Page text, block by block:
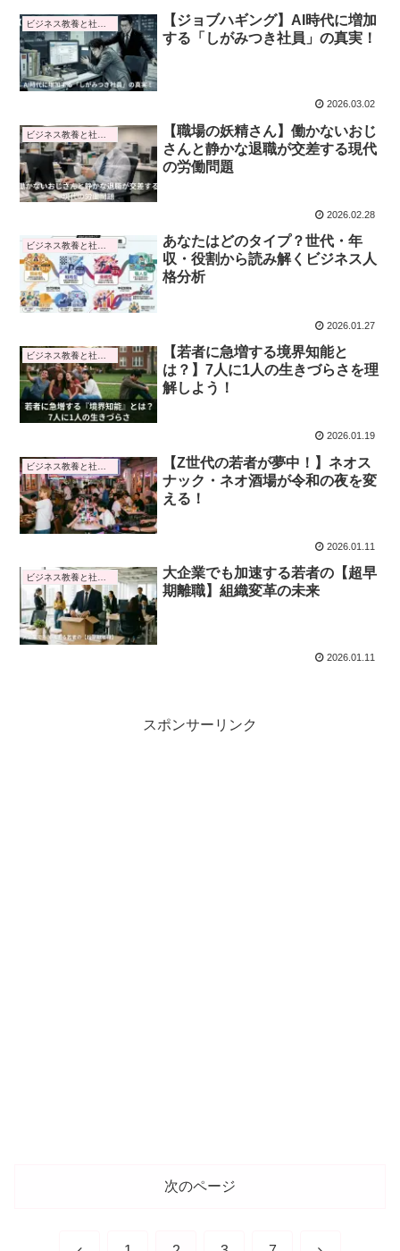
ビジネス教養と社会トレンド
【ジョブハギング】AI時代に増加
する「しがみつき社員」の真実！
2026.03.02
ビジネス教養と社会トレンド
【職場の妖精さん】働かないおじ
さんと静かな退職が交差する現代
の労働問題
2026.02.28
ビジネス教養と社会トレンド
あなたはどのタイプ？世代・年
収・役割から読み解くビジネス人
格分析
2026.01.27
ビジネス教養と社会トレンド
【若者に急増する境界知能と
は？】7人に1人の生きづらさを理
解しよう！
2026.01.19
ビジネス教養と社会トレンド
【Z世代の若者が夢中！】ネオス
ナック・ネオ酒場が令和の夜を変
える！
2026.01.11
ビジネス教養と社会トレンド
大企業でも加速する若者の【超早
期離職】組織変革の未来
2026.01.11
スポンサーリンク
次のページ